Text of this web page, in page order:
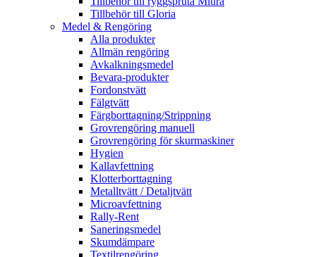
Tillbehör till Gloria
Medel & Rengöring
Alla produkter
Allmän rengöring
Avkalkningsmedel
Bevara-produkter
Fordonstvätt
Fälgtvätt
Färgborttagning/Strippning
Grovrengöring manuell
Grovrengöring för skurmaskiner
Hygien
Kallavfettning
Klotterborttagning
Metalltvätt / Detaljtvätt
Microavfettning
Rally-Rent
Saneringsmedel
Skumdämpare
Textilrengöring